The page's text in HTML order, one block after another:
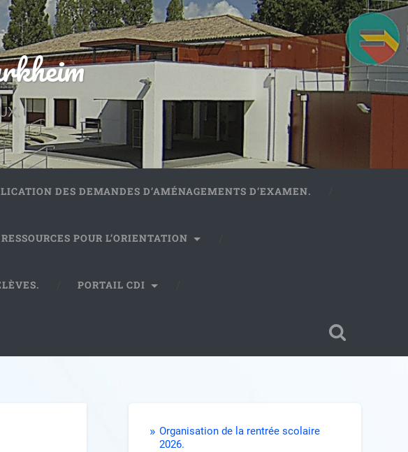
DES DEMANDES D’AMÉNAGEMENTS D’EXAMEN.
POUR L’ORIENTATION
PORTAIL CDI
Organisation de la rentrée scolaire
2026.